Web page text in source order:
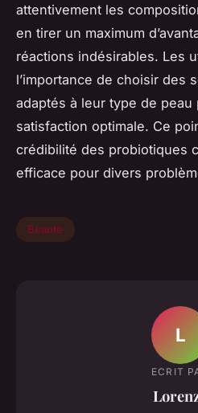
attentivement les
en tirer un maximum
réactions indésirables. Les
l’importance de choisir des
adaptés à leur type de peau
satisfaction optimale. Ce
crédibilité des probiotiques
efficace pour divers
Beaute
L
ECRIT